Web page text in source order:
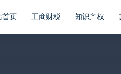
首页 工商财税 知识产权